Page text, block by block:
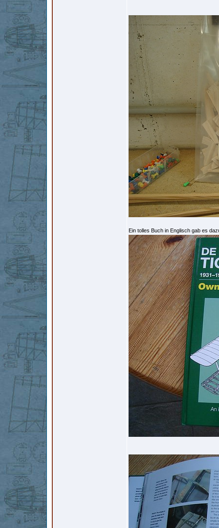
Ein tolles Buch in Englisch gab es